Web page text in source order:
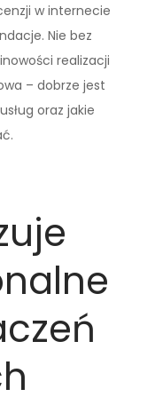
w internecie
Nie bez
realizacji
– dobrze jest
oraz jakie